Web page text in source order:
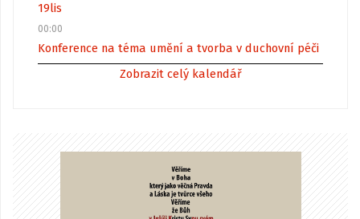
19lis
00:00
Konference na téma umění a tvorba v duchovní péči
Zobrazit celý kalendář